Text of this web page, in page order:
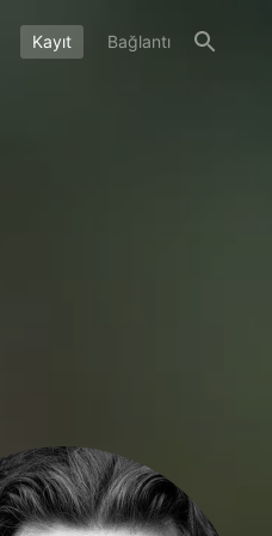
Kayıt Bağlantı